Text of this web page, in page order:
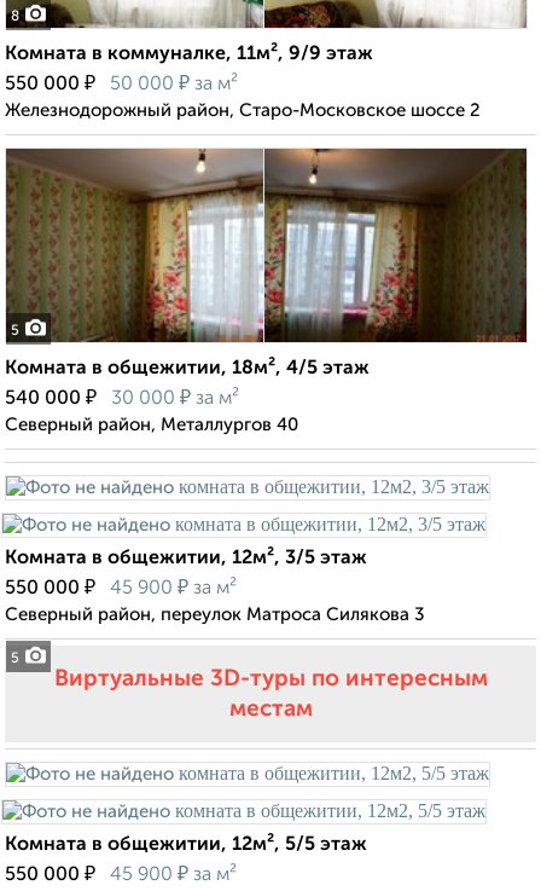
8
Комната в коммуналке, 11м², 9/9 этаж
550 000 ₽ 50 000 ₽ за м²
Железнодорожный район, Старо-Московское шоссе 2
5
Комната в общежитии, 18м², 4/5 этаж
540 000 ₽ 30 000 ₽ за м²
Северный район, Металлургов 40
5
Комната в общежитии, 12м², 3/5 этаж
550 000 ₽ 45 900 ₽ за м²
Северный район, переулок Матроса Силякова 3
Виртуальные 3D-туры по интересным
местам
Комната в общежитии, 12м², 5/5 этаж
550 000 ₽ 45 900 ₽ за м²